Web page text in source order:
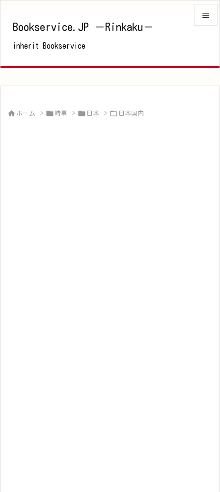
Bookservice.JP －Rinkaku－
inherit Bookservice


 ホーム >  時事 >  日本 >  日本国内